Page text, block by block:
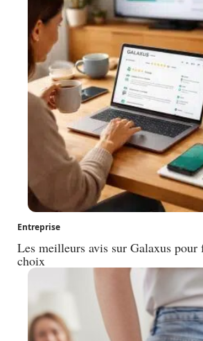
Entreprise
Les meilleurs avis sur Galaxus pour
choix